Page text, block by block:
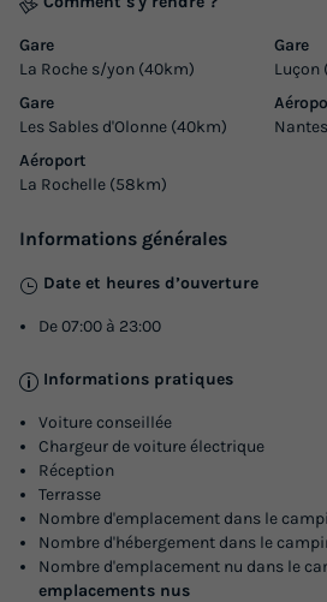
29m² 2
Terrasse semi-couverte Accès wifi
MOBILHOME 4 personnes -
Meilleur prix pour 7 nuits
Gare
La Roche s/yon (40km)
Gare
Luçon
Gare
Les Sables d'Olonne (40km)
Aéroport
La Rochelle (58km)
Informations générales
Date et heures d’ouverture
De 07:00 à 23:00
Informations pratiques
Voiture conseillée
Chargeur de voiture électrique
Réception
Terrasse
Nombre d'emplacement dans le
Nombre d'hébergement dans le
Nombre d'emplacement nu dans le
emplacements nus